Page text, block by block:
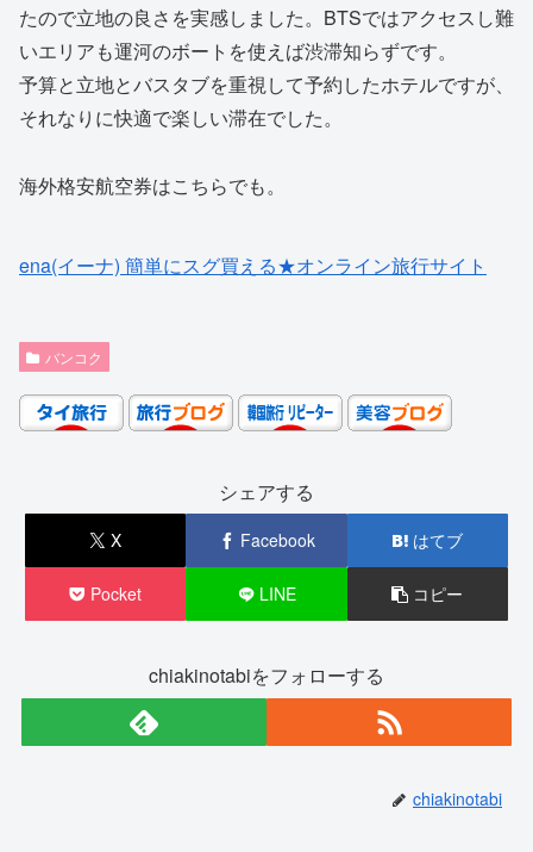
たので立地の良さを実感しました。BTSではアクセスし難
いエリアも運河のボートを使えば渋滞知らずです。
予算と立地とバスタブを重視して予約したホテルですが、
それなりに快適で楽しい滞在でした。
海外格安航空券はこちらでも。
ena(イーナ) 簡単にスグ買える★オンライン旅行サイト
バンコク
シェアする
X Facebook はてブ
Pocket LINE コピー
chiakinotabiをフォローする
chiakinotabi